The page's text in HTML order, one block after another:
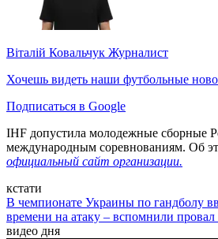
Віталій Ковальчук Журналист
Хочешь видеть наши футбольные
Подписаться в Google
IHF допустила молодежные сборные
международным соревнованиям. Об
официальный сайт организации.
кстати
В чемпионате Украины по гандболу
времени на атаку – вспомнили
видео дня